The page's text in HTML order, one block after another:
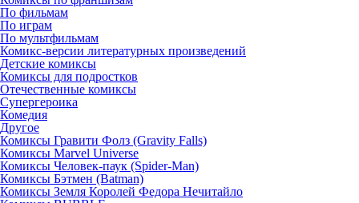
По фильмам
По играм
По мультфильмам
Комикс-версии литературных произведений
Детские комиксы
Комиксы для подростков
Отечественные комиксы
Супергероика
Комедия
Другое
Комиксы Гравити Фолз (Gravity Falls)
Комиксы Marvel Universe
Комиксы Человек-паук (Spider-Man)
Комиксы Бэтмен (Batman)
Комиксы Земля Королей Федора Нечитайло